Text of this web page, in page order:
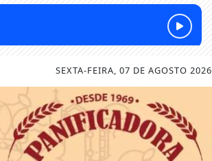
SEXTA-FEIRA, 07 DE AGOSTO 2026